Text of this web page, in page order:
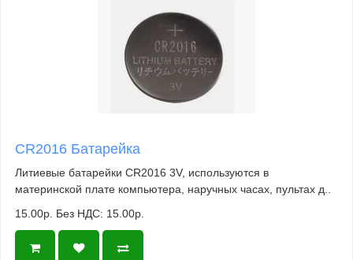
CR2016 Батарейка
Литиевые батарейки CR2016 3V, используются в
материнской плате компьютера, наручных часах, пультах д..
15.00р. Без НДС: 15.00р.